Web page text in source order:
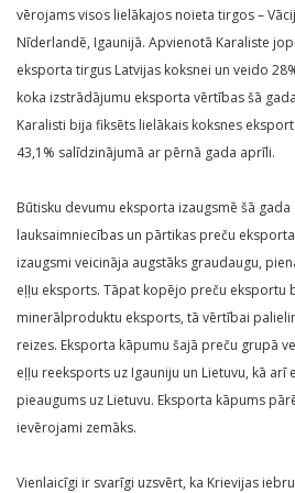
vērojams visos lielākajos noieta tirgos –
Nīderlandē, Igaunijā. Apvienotā Karaliste
eksporta tirgus Latvijas koksnei un veido
koka izstrādājumu eksporta vērtības šā
Karalisti bija fiksēts lielākais koksnes
43,1% salīdzinājumā ar pērnā gada aprīli.
Būtisku devumu eksporta izaugsmē šā
lauksaimniecības un pārtikas preču
izaugsmi veicināja augstāks graudaugu,
eļļu eksports. Tāpat kopējo preču eksportu
minerālproduktu eksports, tā vērtībai
reizes. Eksporta kāpumu šajā preču grupā
eļļu reeksports uz Igauniju un Lietuvu, kā
pieaugums uz Lietuvu. Eksporta kāpums
ievērojami zemāks.
Vienlaicīgi ir svarīgi uzsvērt, ka Krievijas